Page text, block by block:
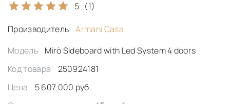
5 (1)
Производитель
Armani Casa
Модель
Mirò Sideboard with Led System 4 doors
Код товара
250924181
Цена
5 607 000 руб.